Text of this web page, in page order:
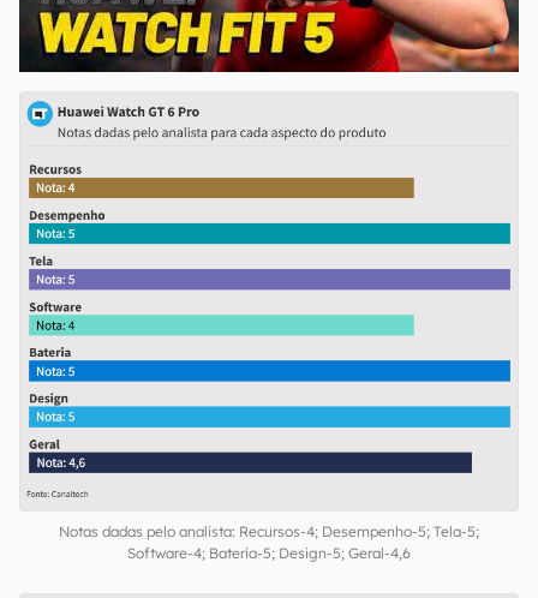
00:00/04:51
Notas dadas pelo analista: Recursos-4; Desempenho-5; Tela-5;
Software-4; Bateria-5; Design-5; Geral-4,6